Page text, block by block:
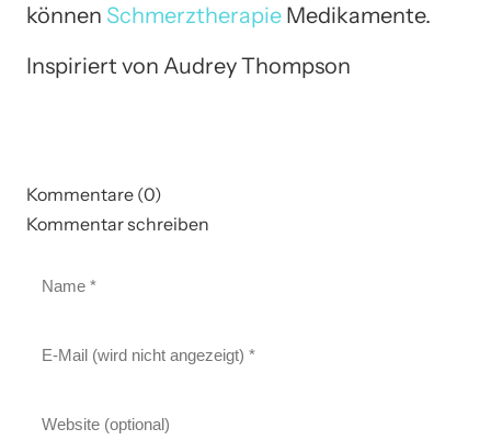
können Schmerztherapie Medikamente.
Inspiriert von Audrey Thompson
Kommentare (0)
Kommentar schreiben